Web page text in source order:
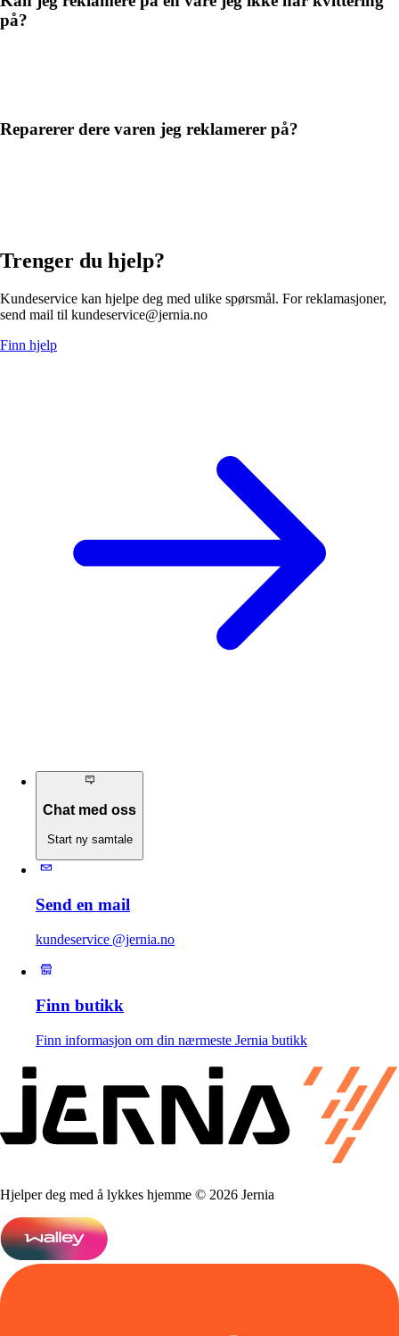
på?
Reparerer dere varen jeg reklamerer på?
Trenger du hjelp?
Kundeservice kan hjelpe deg med ulike spørsmål. For reklamasjoner,
send mail til kundeservice@jernia.no
Finn hjelp
Chat med oss
Start ny samtale
Send en mail
kundeservice @jernia.no
Finn butikk
Finn informasjon om din nærmeste Jernia butikk
Hjelper deg med å lykkes hjemme © 2026 Jernia